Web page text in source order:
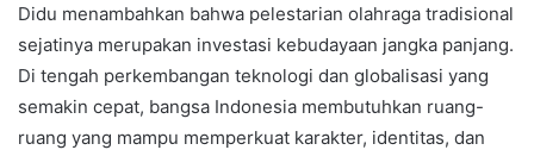
Didu menambahkan bahwa pelestarian olahraga tradisional
sejatinya merupakan investasi kebudayaan jangka panjang.
Di tengah perkembangan teknologi dan globalisasi yang
semakin cepat, bangsa Indonesia membutuhkan ruang-
ruang yang mampu memperkuat karakter, identitas, dan